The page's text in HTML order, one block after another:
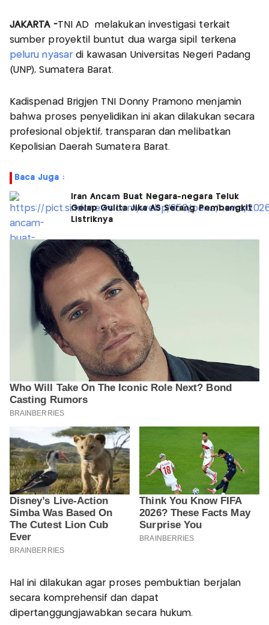
JAKARTA -TNI AD melakukan investigasi terkait
sumber proyektil buntut dua warga sipil terkena
peluru nyasardi kawasan Universitas Negeri Padang
(UNP), Sumatera Barat.
Kadispenad Brigjen TNI Donny Pramono menjamin
bahwa proses penyelidikan ini akan dilakukan secara
profesional objektif, transparan dan melibatkan
Kepolisian Daerah Sumatera Barat.
Baca Juga :
Iran Ancam Buat Negara-negara Teluk
Gelap Gulita Jika AS Serang Pembangkit
Listriknya
Hal ini dilakukan agar proses pembuktian berjalan
secara komprehensif dan dapat
dipertanggungjawabkan secara hukum.